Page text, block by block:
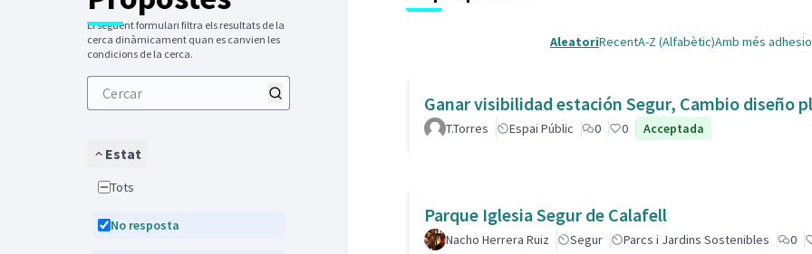
El següent formulari filtra els resultats de la
cerca dinàmicament quan es canvien les
condicions de la cerca.
Estat
Tots
No resposta
AleatoriRecentA-Z (Alfabètic)Amb més
Ganar visibilidad estación Segur, Cambio diseño
T.Torres Espai Públic 0 0 Acceptada
Parque Iglesia Segur de Calafell
Nacho Herrera Ruiz Segur Parcs i Jardins Sostenibles 0